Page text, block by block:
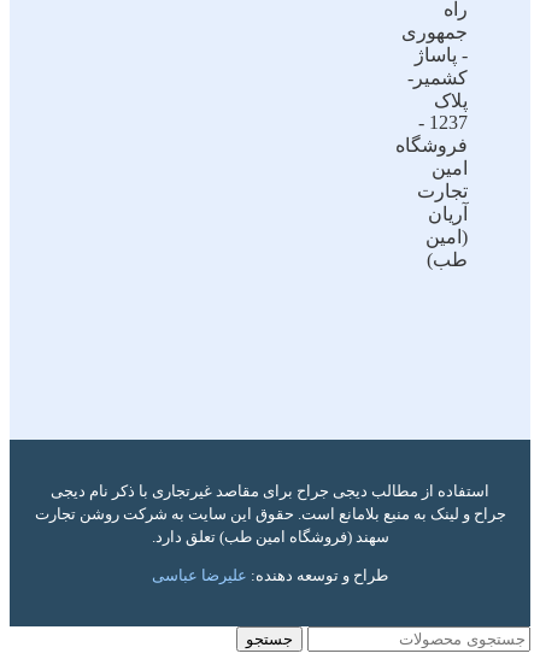
راه
جمهوری
- پاساژ
کشمیر-
پلاک
1237 -
فروشگاه
امین
تجارت
آریان
(امین
طب)
استفاده از مطالب دیجی جراح برای مقاصد غیرتجاری با ذکر نام دیجی
جراح و لینک به منبع بلامانع است. حقوق این سایت به شرکت روشن تجارت
سهند (فروشگاه امین طب) تعلق دارد.
طراح و توسعه دهنده: علیرضا عباسی
جستجو